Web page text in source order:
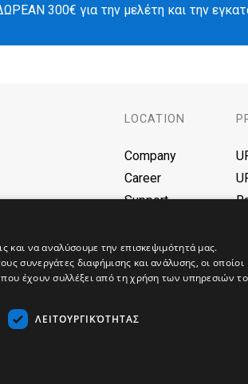
300€ για την μελέτη και την
LOCATION
Company
Career
Support
Blog
και να αναλύσουμε την επισκεψιμότητά μας.
συνεργάτες διαφήμισης και ανάλυσης, οι οποίοι
έχουν συλλέξει από τη χρήση των υπηρεσιών
ΛΕΙΤΟΥΡΓΙΚΌΤΗΤΑΣ